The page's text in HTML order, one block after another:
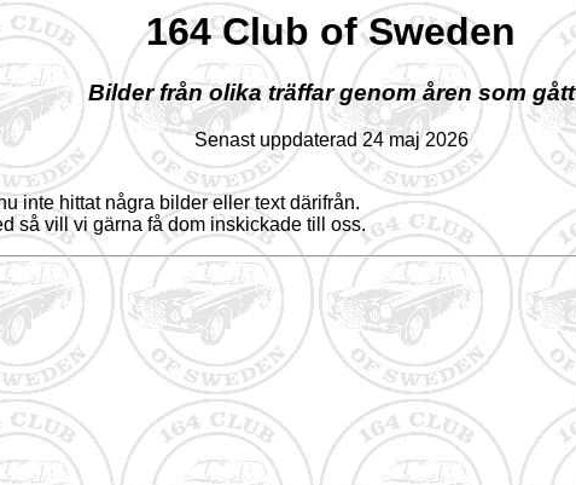
164 Club of Sweden
Bilder från olika träffar genom åren som gått
Senast uppdaterad 24 maj 2026
inte hittat några bilder eller text därifrån.
så vill vi gärna få dom inskickade till oss.